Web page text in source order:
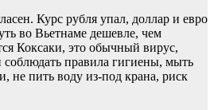
Курс рубля упал, доллар и евро
во Вьетнаме дешевле, чем
Коксаки, это обычный вирус,
правила гигиены, мыть
не пить воду из-под крана, риск